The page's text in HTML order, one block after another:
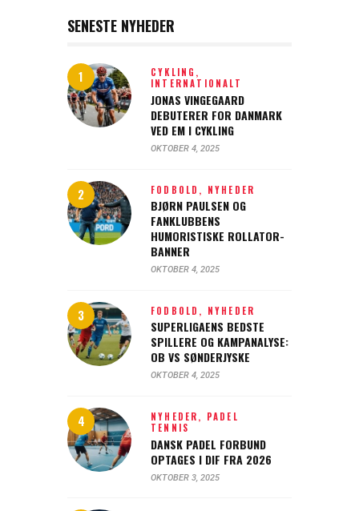
SENESTE NYHEDER
CYKLING,
INTERNATIONALT
JONAS VINGEGAARD
DEBUTERER FOR DANMARK
VED EM I CYKLING
OKTOBER 4, 2025
FODBOLD, NYHEDER
BJØRN PAULSEN OG
FANKLUBBENS
HUMORISTISKE ROLLATOR-
BANNER
OKTOBER 4, 2025
FODBOLD, NYHEDER
SUPERLIGAENS BEDSTE
SPILLERE OG KAMPANALYSE:
OB VS SØNDERJYSKE
OKTOBER 4, 2025
NYHEDER, PADEL
TENNIS
DANSK PADEL FORBUND
OPTAGES I DIF FRA 2026
OKTOBER 3, 2025